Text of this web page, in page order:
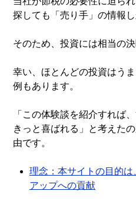
探しても「売り手」の情報
そのため、投資には相当の決
幸い、ほとんどの投資はう
例もあります。
「この体験談を紹介すれば
きっと喜ばれる」と考えた
由です。
理念：本サイトの目的
アップへの貢献